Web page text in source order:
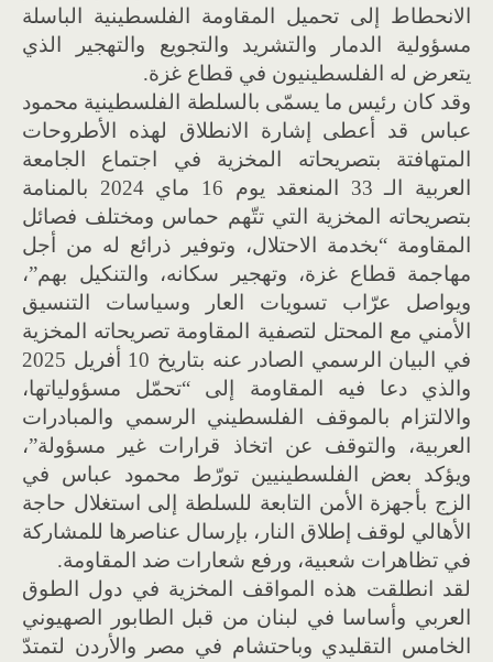
الانحطاط إلى تحميل المقاومة الفلسطينية الباسلة
مسؤولية الدمار والتشريد والتجويع والتهجير الذي
يتعرض له الفلسطينيون في قطاع غزة.
وقد كان رئيس ما يسمّى بالسلطة الفلسطينية محمود
عباس قد أعطى إشارة الانطلاق لهذه الأطروحات
المتهافتة بتصريحاته المخزية في اجتماع الجامعة
العربية الـ 33 المنعقد يوم 16 ماي 2024 بالمنامة
بتصريحاته المخزية التي تتّهم حماس ومختلف فصائل
المقاومة “بخدمة الاحتلال، وتوفير ذرائع له من أجل
مهاجمة قطاع غزة، وتهجير سكانه، والتنكيل بهم”،
ويواصل عرّاب تسويات العار وسياسات التنسيق
الأمني مع المحتل لتصفية المقاومة تصريحاته المخزية
في البيان الرسمي الصادر عنه بتاريخ 10 أفريل 2025
والذي دعا فيه المقاومة إلى “تحمّل مسؤولياتها،
والالتزام بالموقف الفلسطيني الرسمي والمبادرات
العربية، والتوقف عن اتخاذ قرارات غير مسؤولة”،
ويؤكد بعض الفلسطينيين تورّط محمود عباس في
الزج بأجهزة الأمن التابعة للسلطة إلى استغلال حاجة
الأهالي لوقف إطلاق النار، بإرسال عناصرها للمشاركة
في تظاهرات شعبية، ورفع شعارات ضد المقاومة.
لقد انطلقت هذه المواقف المخزية في دول الطوق
العربي وأساسا في لبنان من قبل الطابور الصهيوني
الخامس التقليدي وباحتشام في مصر والأردن لتمتدّ